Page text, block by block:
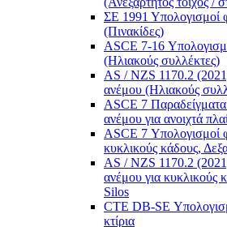
ΣΕ 1991 Υπολογισμοί
(Πινακίδες)
ASCE 7-16
(Ηλιακούς συλλέκτες)
AS / NZS 1170.2
ανέμου (Ηλιακούς
ASCE 7
ανέμου για ανοιχτά
ASCE 7 Υπολογισμοί
κυκλικούς κάδους,
AS / NZS 1170.2
ανέμου για κυκλικούς
Silos
CTE DB-SE
κτίρια